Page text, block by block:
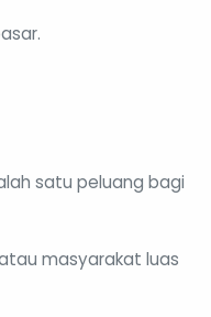
satu peluang bagi
masyarakat luas